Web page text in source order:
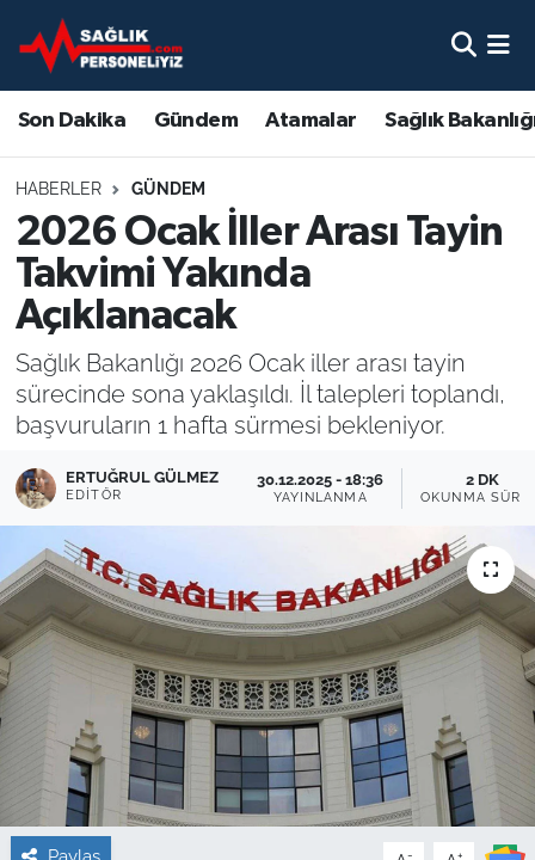
Son Dakika Gündem Atamalar Sağlık
HABERLER GÜNDEM
2026 Ocak İller Arası Tayin
Takvimi Yakında
Açıklanacak
Sağlık Bakanlığı 2026 Ocak iller arası tayin
sürecinde sona yaklaşıldı. İl talepleri toplandı,
başvuruların 1 hafta sürmesi bekleniyor.
ERTUĞRUL GÜLMEZ
EDITÖR
30.12.2025 - 18:36
YAYINLANMA
2 DK
OKUNMA
Paylaş - +
Son Dakika
Gündem
Atamalar
Sağlık Bakanlığı
Mevzuat
Sendika
Sağlık
Güncel
Kamu Alımları
Nöbetçi Eczaneler
Hava Durumu
Namaz Vakitleri
Trafik Durumu
Süper Lig Puan Durumu ve Fikstür
Tüm Manşetler